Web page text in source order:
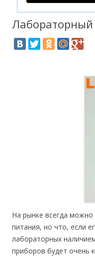
Лабораторный
На рынке всегда
питания, но что, если
лабораторных
приборов будет очень